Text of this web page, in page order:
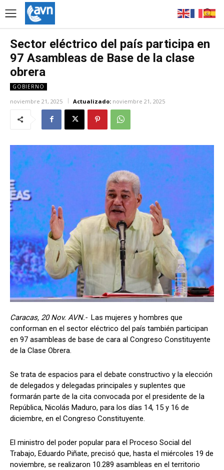
Sector eléctrico del país participa en
97 Asambleas de Base de la clase
obrera
GOBIERNO
noviembre 21, 2025 Actualizado: noviembre 21, 2025
Caracas, 20 Nov. AVN.- Las mujeres y hombres que
conforman en el sector eléctrico del país también participan
en 97 asambleas de base de cara al Congreso Constituyente
de la Clase Obrera.
Se trata de espacios para el debate constructivo y la elección
de delegados y delegadas principales y suplentes que
formarán parte de la cita convocada por el presidente de la
República, Nicolás Maduro, para los días 14, 15 y 16 de
diciembre, en el Congreso Constituyente.
El ministro del poder popular para el Proceso Social del
Trabajo, Eduardo Piñate, precisó que, hasta el miércoles 19 de
noviembre, se realizaron 10.289 asambleas en el territorio